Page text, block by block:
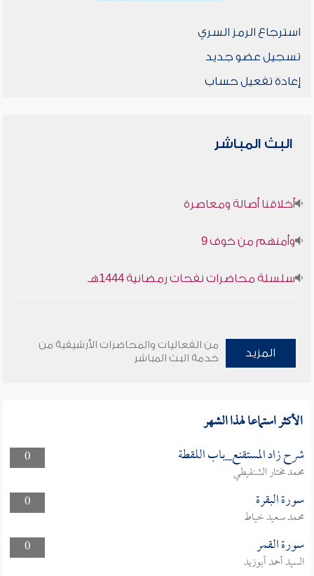
استرجاع الرمز السري
تسجيل عضو جديد
إعادة تفعيل حساب
البث المباشر
أخلاقنا أصالة ومعاصرة
وأمنهم من خوف 9
سلسلة محاضرات نفحات رمضانية 1444هـ
المزيد
من الفعاليات والمحاضرات الأرشيفية من
خدمة البث المباشر
الأكثر استماعا لهذا الشهر
0 شرح زاد المستقنع_باب اللقطة
محمد مختار الشنقيطي
0
سورة البقرة
محمد سعيد خياط
0
سورة القمر
السيد أحمد أبوزيد